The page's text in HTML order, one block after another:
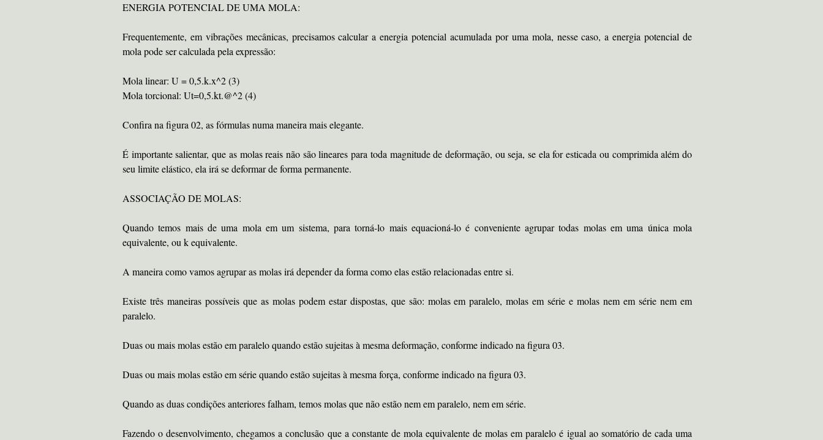
ENERGIA POTENCIAL DE UMA MOLA:
Frequentemente, em vibrações mecânicas, precisamos calcular a energia potencial acumulada por uma mola, nesse caso, a energia potencial de
mola pode ser calculada pela expressão:
Mola linear: U = 0,5.k.x^2 (3)
Mola torcional: Ut=0,5.kt.@^2 (4)
Confira na figura 02, as fórmulas numa maneira mais elegante.
É importante salientar, que as molas reais não são lineares para toda magnitude de deformação, ou seja, se ela for esticada ou comprimida além do
seu limite elástico, ela irá se deformar de forma permanente.
ASSOCIAÇÃO DE MOLAS:
Quando temos mais de uma mola em um sistema, para torná-lo mais equacioná-lo é conveniente agrupar todas molas em uma única mola
equivalente, ou k equivalente.
A maneira como vamos agrupar as molas irá depender da forma como elas estão relacionadas entre si.
Existe três maneiras possíveis que as molas podem estar dispostas, que são: molas em paralelo, molas em série e molas nem em série nem em
paralelo.
Duas ou mais molas estão em paralelo quando estão sujeitas à mesma deformação, conforme indicado na figura 03.
Duas ou mais molas estão em série quando estão sujeitas à mesma força, conforme indicado na figura 03.
Quando as duas condições anteriores falham, temos molas que não estão nem em paralelo, nem em série.
Fazendo o desenvolvimento, chegamos a conclusão que a constante de mola equivalente de molas em paralelo é igual ao somatório de cada uma